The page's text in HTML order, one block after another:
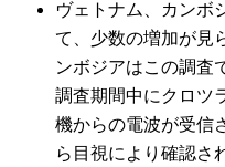
ヴェトナム、カンボ
て、少数の増加が見
ンボジアはこの調査
調査期間中にクロツ
機からの電波が受信
ら目視により確認さ